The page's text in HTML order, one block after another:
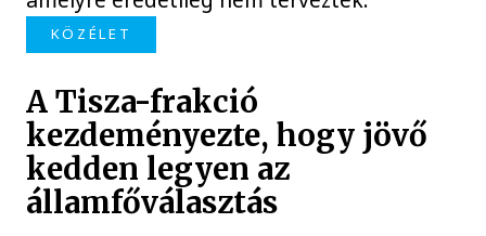
KÖZÉLET
A Tisza-frakció
kezdeményezte, hogy jövő
kedden legyen az
államfőválasztás